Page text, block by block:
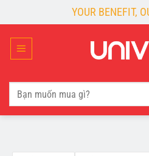
to
content
YOUR BENEFIT,
Tìm
kiếm: